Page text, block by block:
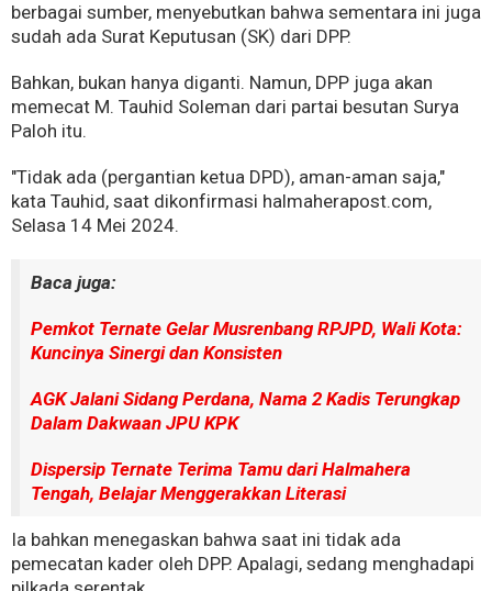
berbagai sumber, menyebutkan bahwa sementara ini juga
sudah ada Surat Keputusan (SK) dari DPP.
Bahkan, bukan hanya diganti. Namun, DPP juga akan
memecat M. Tauhid Soleman dari partai besutan Surya
Paloh itu.
"Tidak ada (pergantian ketua DPD), aman-aman saja,"
kata Tauhid, saat dikonfirmasi halmaherapost.com,
Selasa 14 Mei 2024.
Baca juga:
Pemkot Ternate Gelar Musrenbang RPJPD, Wali Kota:
Kuncinya Sinergi dan Konsisten
AGK Jalani Sidang Perdana, Nama 2 Kadis Terungkap
Dalam Dakwaan JPU KPK
Dispersip Ternate Terima Tamu dari Halmahera
Tengah, Belajar Menggerakkan Literasi
Ia bahkan menegaskan bahwa saat ini tidak ada
pemecatan kader oleh DPP. Apalagi, sedang menghadapi